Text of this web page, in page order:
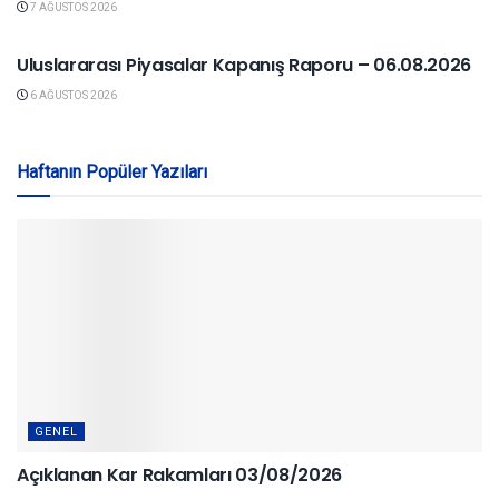
7 AĞUSTOS 2026
Uluslararası Piyasalar Kapanış Raporu – 06.08.2026
6 AĞUSTOS 2026
Haftanın Popüler Yazıları
GENEL
Açıklanan Kar Rakamları 03/08/2026